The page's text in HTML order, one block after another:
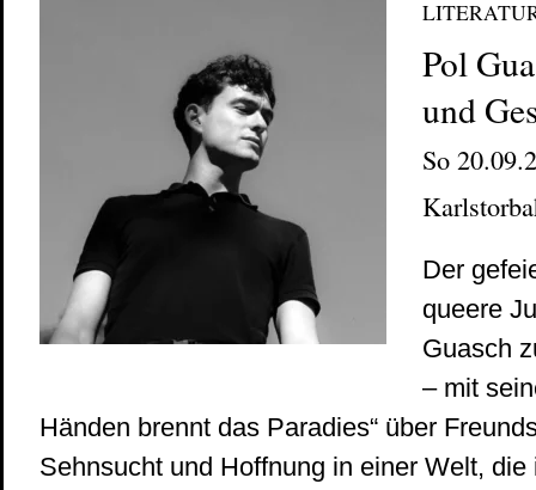
Pol
und
So
Der
queere
Guasch
– mit
Händen brennt das Paradies“ über
Sehnsucht und Hoffnung in einer Welt,